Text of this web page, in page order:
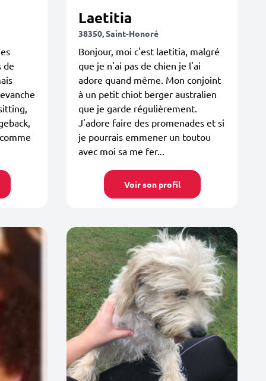
de
Laetitia
38350, Saint-Honoré
Bonjour, moi c'est laetitia, malgré
que je n'ai pas de chien je l'ai
adore quand même. Mon conjoint
à un petit chiot berger australien
que je garde régulièrement.
J'adore faire des promenades et si
je pourrais emmener un toutou
avec moi sa me fer...
Voir son profil